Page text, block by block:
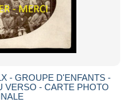
- GROUPE D'ENFANTS -
VERSO - CARTE PHOTO